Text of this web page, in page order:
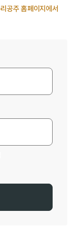
공주 홈페이지에서